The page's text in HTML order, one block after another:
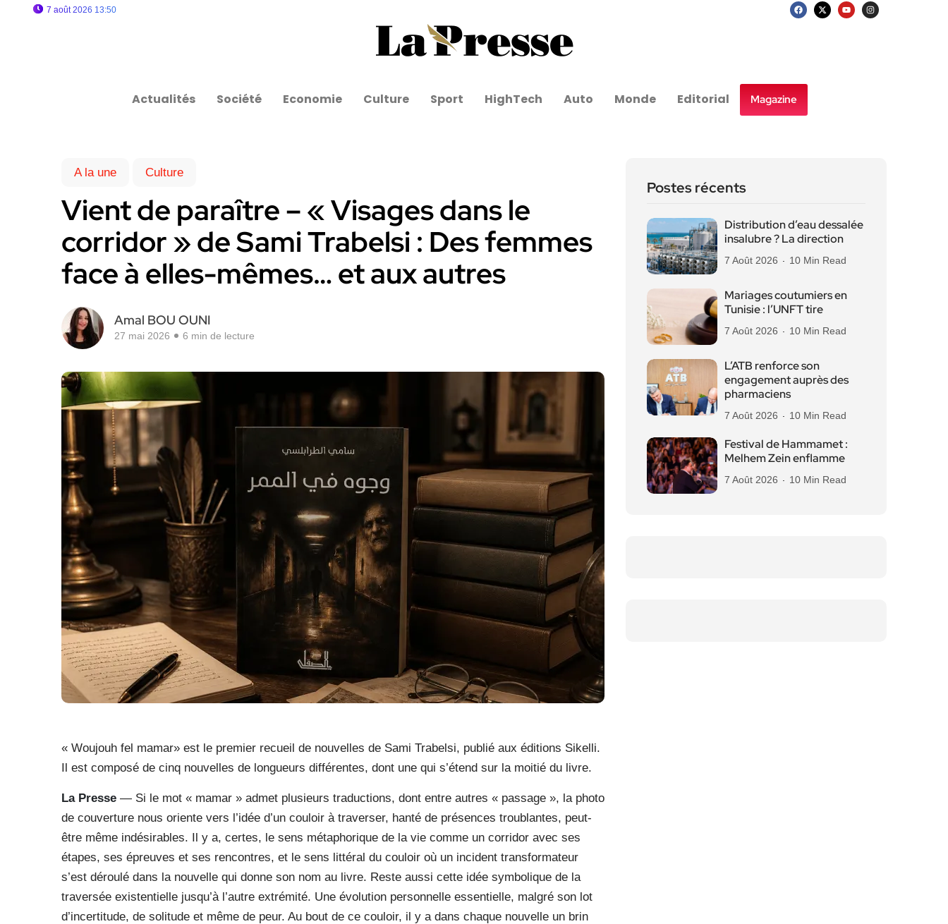
7 août 2026 13:50
Actualités Société Economie Culture Sport HighTech Auto Monde Editorial Magazine
A la une Culture
Vient de paraître – « Visages dans le
corridor » de Sami Trabelsi : Des femmes
face à elles-mêmes… et aux autres
Amal BOU OUNI
27 mai 2026 6 min de lecture
« Woujouh fel mamar» est le premier recueil de nouvelles de Sami Trabelsi, publié aux éditions Sikelli.
Il est composé de cinq nouvelles de longueurs différentes, dont une qui s’étend sur la moitié du livre.
La Presse — Si le mot « mamar » admet plusieurs traductions, dont entre autres « passage », la photo
de couverture nous oriente vers l’idée d’un couloir à traverser, hanté de présences troublantes, peut-
être même indésirables. Il y a, certes, le sens métaphorique de la vie comme un corridor avec ses
étapes, ses épreuves et ses rencontres, et le sens littéral du couloir où un incident transformateur
s’est déroulé dans la nouvelle qui donne son nom au livre. Reste aussi cette idée symbolique de la
traversée existentielle jusqu’à l’autre extrémité. Une évolution personnelle essentielle, malgré son lot
d’incertitude, de solitude et même de peur. Au bout de ce couloir, il y a dans chaque nouvelle un brin
Postes récents
Distribution d’eau dessalée
insalubre ? La direction
7 Août 2026 10 Min Read
Mariages coutumiers en
Tunisie : l’UNFT tire
7 Août 2026 10 Min Read
L’ATB renforce son
engagement auprès des
pharmaciens
7 Août 2026 10 Min Read
Festival de Hammamet :
Melhem Zein enflamme
7 Août 2026 10 Min Read